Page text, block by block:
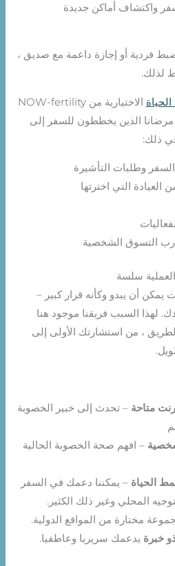
واكتشاف أماكن جديدة
فردية أو إجازة داعمة مع صديق ،
لذلك.
الاختيارية من NOW-fertility
الذين يخططون للسفر إلى
ذلك:
وطلبات التأشيرة
العيادة التي اخترتها
التسوق الشخصية
يمكن أن يبدو وكأنه قرار كبير –
لهذا السبب فريقنا موجود هنا
، من استشارتك الأولى إلى
متاحة – تحدث إلى خبير الخصوبة
– افهم صحة الخصوبة الحالية
الحياة – يمكننا دعمك في السفر
المحلي وغير ذلك الكثير.
مختارة من المواقع الدولية.
خبرة يدعمك سريريا وعاطفيا.